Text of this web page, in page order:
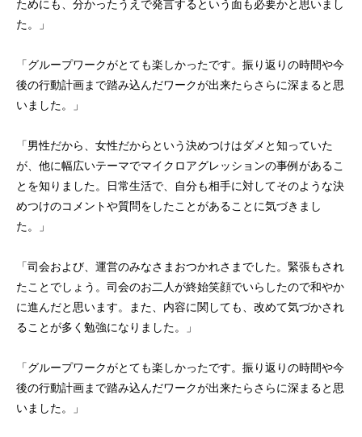
ためにも、分かったうえで発言するという面も必要かと思いまし
た。」
「グループワークがとても楽しかったです。振り返りの時間や今
後の行動計画まで踏み込んだワークが出来たらさらに深まると思
いました。」
「男性だから、女性だからという決めつけはダメと知っていた
が、他に幅広いテーマでマイクロアグレッションの事例があるこ
とを知りました。日常生活で、自分も相手に対してそのような決
めつけのコメントや質問をしたことがあることに気づきまし
た。」
「司会および、運営のみなさまおつかれさまでした。緊張もされ
たことでしょう。司会のお二人が終始笑顔でいらしたので和やか
に進んだと思います。また、内容に関しても、改めて気づかされ
ることが多く勉強になりました。」
「グループワークがとても楽しかったです。振り返りの時間や今
後の行動計画まで踏み込んだワークが出来たらさらに深まると思
いました。」